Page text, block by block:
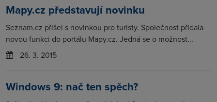
Mapy.cz představují novinku
Seznam.cz přišel s novinkou pro turisty. Společnost přidala
novou funkci do portálu Mapy.cz. Jedná se o možnost...
26. 3. 2015
Windows 9: nač ten spěch?